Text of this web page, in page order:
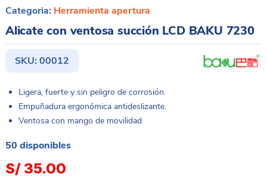
Categoria: Herramienta apertura
Alicate con ventosa succión LCD BAKU 7230
SKU: 00012
Ligera, fuerte y sin peligro de corrosión.
Empuñadura ergonómica antideslizante.
Ventosa con mango de movilidad
50 disponibles
S/ 35.00